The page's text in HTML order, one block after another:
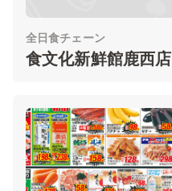
全日食チェーン
食文化新鮮館鹿西店